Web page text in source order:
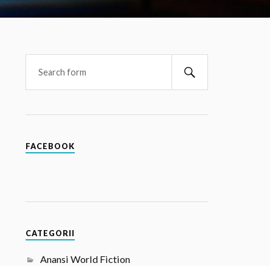
FACEBOOK
CATEGORII
Anansi World Fiction